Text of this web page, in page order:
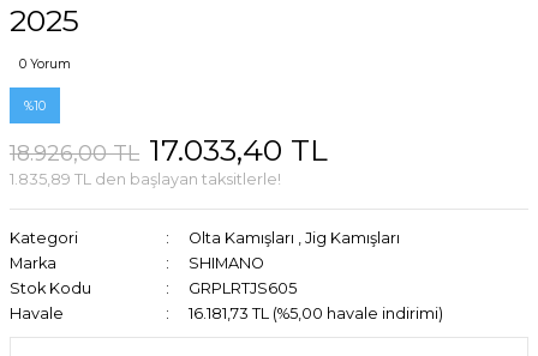
2025
0 Yorum
%10
18.926,00 TL 17.033,40 TL
1.835,89 TL den başlayan taksitlerle!
Kategori Olta Kamışları , Jig Kamışları
Marka
SHIMANO
Stok Kodu
GRPLRTJS605
Havale
16.181,73 TL (%5,00 havale indirimi)